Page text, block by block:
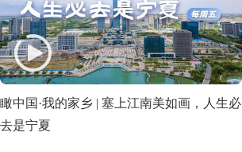
瞰中国·我的家乡 | 塞上江南美如画，人生必
去是宁夏